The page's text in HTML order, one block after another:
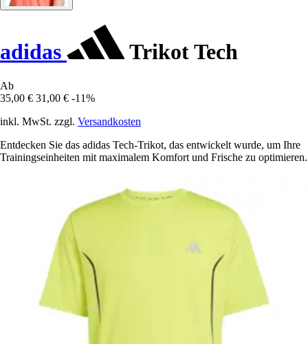
adidas Trikot Tech
Ab
35,00 € 31,00 € -11%
inkl. MwSt. zzgl. Versandkosten
Entdecken Sie das adidas Tech-Trikot, das entwickelt wurde, um Ihre
Trainingseinheiten mit maximalem Komfort und Frische zu optimieren.